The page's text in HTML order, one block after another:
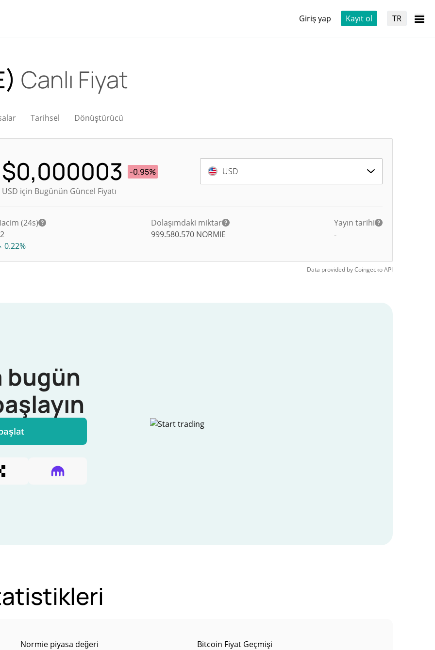
Giriş yap Kayıt ol TR
Canlı Fiyat
Tarihsel Dönüştürücü
$0,000003
-0.95%
USD için Bugünün Güncel Fiyatı
USD
(24s)
2
0.22%
Dolaşımdaki miktar
999.580.570 NORMIE
Yayın tarihi
-
Data provided byCoingeckoAPI
bugün
Normie piyasa değeri Bitcoin Fiyat Geçmişi